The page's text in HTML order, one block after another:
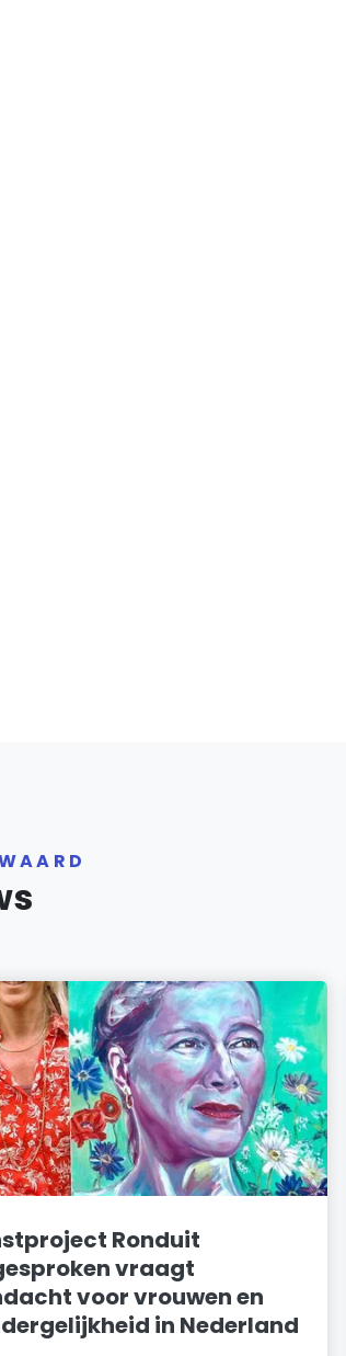
Ronduit
vraagt
voor vrouwen en
in Nederland